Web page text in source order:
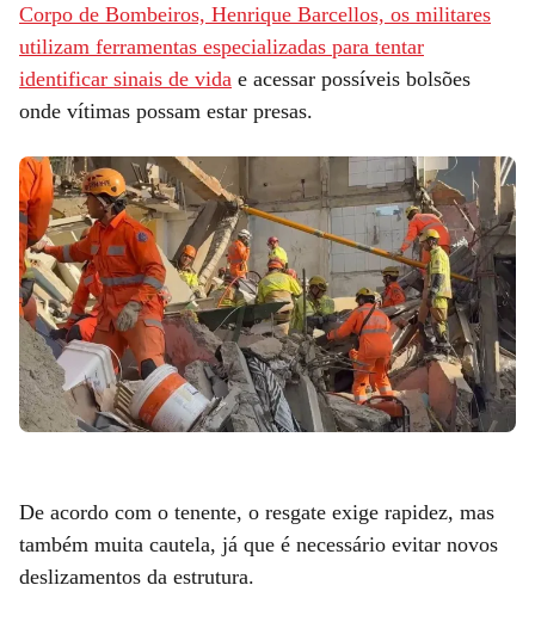
Corpo de Bombeiros, Henrique Barcellos, os militares
utilizam ferramentas especializadas para tentar
identificar sinais de vida e acessar possíveis bolsões
onde vítimas possam estar presas.
De acordo com o tenente, o resgate exige rapidez, mas
também muita cautela, já que é necessário evitar novos
deslizamentos da estrutura.